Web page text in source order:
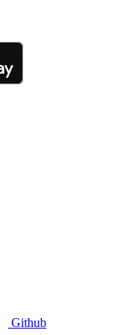
Github